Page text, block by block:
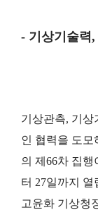
- 기상기술력
기상관측, 기상
인 협력을 도모
의 제66차 집행
터 27일까지 열
고윤화 기상청